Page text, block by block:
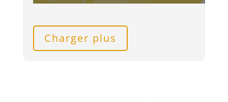
Charger plus